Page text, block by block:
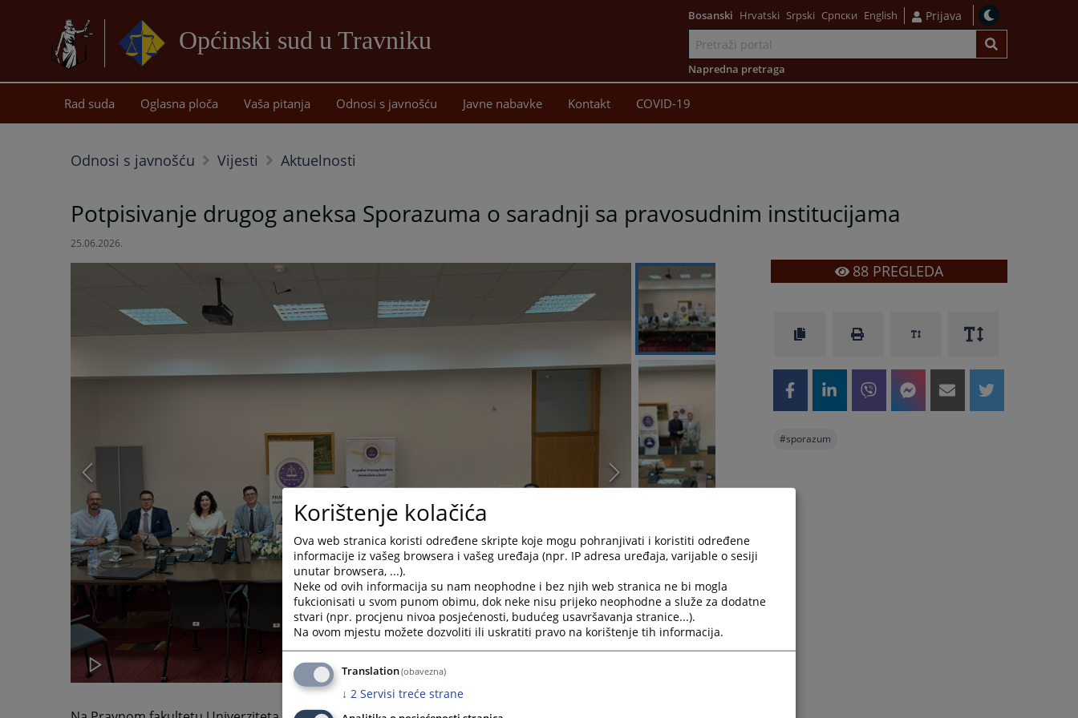
Općinski sud u Travniku
sadržaj
Bosanski Hrvatski Srpski Српски English Prijava
Napredna pretraga
Rad suda Oglasna ploča Vaša pitanja Odnosi s javnošću Javne nabavke Kontakt COVID-19
Odnosi s javnošću Vijesti Aktuelnosti
Potpisivanje drugog aneksa Sporazuma o saradnji sa pravosudnim institucijama
25.06.2026.
88PREGLEDA
#sporazum
Korištenje kolačića
Ova web stranica koristi određene skripte koje mogu pohranjivati i koristiti određene
informacije iz vašeg browsera i vašeg uređaja (npr. IP adresa uređaja, varijable o sesiji
unutar browsera, ...).
Neke od ovih informacija su nam neophodne i bez njih web stranica ne bi mogla
fukcionisati u svom punom obimu, dok neke nisu prijeko neophodne a služe za dodatne
stvari (npr. procjenu nivoa posjećenosti, budućeg usavršavanja stranice...).
Na ovom mjestu možete dozvoliti ili uskratiti pravo na korištenje tih informacija.
Translation(obavezna)
↓ 2 Servisi treće strane